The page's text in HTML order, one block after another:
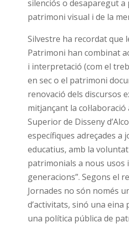
silenciós o desaparegut a
patrimoni visual i de la
Silvestre ha recordat que
Patrimoni han combinat
i interpretació (com el
en sec o el patrimoni
renovació dels discursos
mitjançant la col·laboració
Superior de Disseny
específiques adreçades a
educatius, amb la voluntat
patrimonials a nous usos
generacions”. Segons el
Jornades no són només
d’activitats, sinó una eina
una política pública de